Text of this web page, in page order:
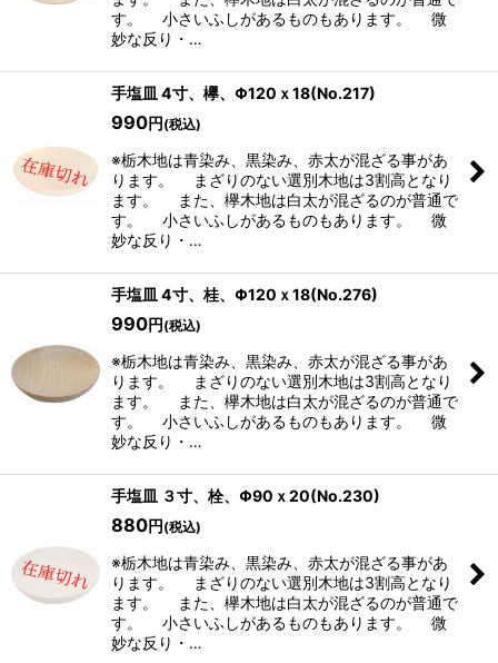
す。 小さいふしがあるものもあります。 微
妙な反り・…
手塩皿 4寸、欅、Φ120ｘ18(No.217)
990円 (税込)
※栃木地は青染み、黒染み、赤太が混ざる事があ
ります。 まざりのない選別木地は3割高となり
ます。 また、欅木地は白太が混ざるのが普通で
す。 小さいふしがあるものもあります。 微
妙な反り・…
手塩皿 4寸、桂、Φ120ｘ18(No.276)
990円 (税込)
※栃木地は青染み、黒染み、赤太が混ざる事があ
ります。 まざりのない選別木地は3割高となり
ます。 また、欅木地は白太が混ざるのが普通で
す。 小さいふしがあるものもあります。 微
妙な反り・…
手塩皿 ３寸、栓、Φ90ｘ20(No.230)
880円 (税込)
※栃木地は青染み、黒染み、赤太が混ざる事があ
ります。 まざりのない選別木地は3割高となり
ます。 また、欅木地は白太が混ざるのが普通で
す。 小さいふしがあるものもあります。 微
妙な反り・…